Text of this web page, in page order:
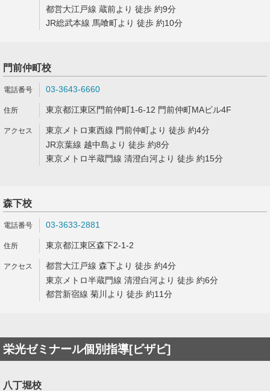
都営大江戸線 蔵前より 徒歩 約9分
JR総武本線 馬喰町より 徒歩 約10分
門前仲町校
03-3643-6660
東京都江東区門前仲町1-6-12 門前仲町MAビル4F
東京メトロ東西線 門前仲町より 徒歩 約4分
JR京葉線 越中島より 徒歩 約8分
東京メトロ半蔵門線 清澄白河より 徒歩 約15分
森下校
03-3633-2881
東京都江東区森下2-1-2
都営大江戸線 森下より 徒歩 約4分
東京メトロ半蔵門線 清澄白河より 徒歩 約6分
都営新宿線 菊川より 徒歩 約11分
栄光ゼミナール個別指導[ビザビ]
八丁堀校